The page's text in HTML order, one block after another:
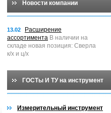
Новости компании
13.02
Расширение
ассортимента В наличии на
складе новая позиция: Сверла
к/х и ц/х
ГОСТы И ТУ на инструмент
Измерительный инструмент